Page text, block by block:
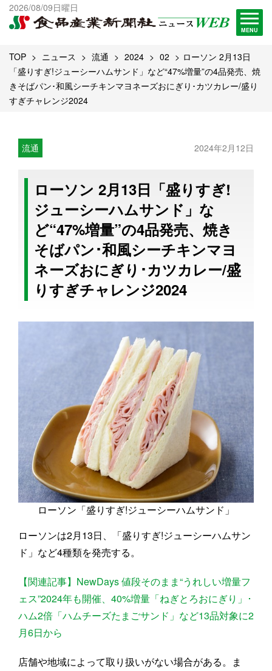
2026/08/09日曜日
MENU
出版物一覧へ
試読・購読申し込み
TOP ニュース 流通 2024 02
ローソン 2月13日
「盛りすぎ!ジューシーハムサンド」など“47%増量”の4品発売、焼
きそばパン･和風シーチキンマヨネーズおにぎり･カツカレー/盛り
すぎチャレンジ2024
流通 2024年2月12日
ローソン 2月13日「盛りすぎ!
ジューシーハムサンド」な
ど“47%増量”の4品発売、焼き
そばパン･和風シーチキンマヨ
ネーズおにぎり･カツカレー/盛
りすぎチャレンジ2024
ローソン「盛りすぎ!ジューシーハムサンド」
ローソンは2月13日、「盛りすぎ!ジューシーハムサン
ド」など4種類を発売する。
【関連記事】NewDays 値段そのまま“うれしい増量フ
ェス”2024年も開催、40%増量「ねぎとろおにぎり」･
ハム2倍「ハムチーズたまごサンド」など13品対象に2
月6日から
店舗や地域によって取り扱いがない場合がある。ま